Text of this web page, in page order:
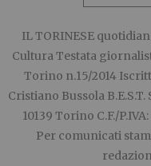
IL TORINESE
Cultura Testata
Torino n.15/2014
Cristiano Bussola
10139 Torino C.F./
Per comunicati